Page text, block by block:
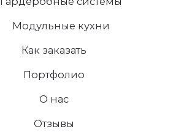
Модульные кухни
Как заказать
Портфолио
О нас
Отзывы